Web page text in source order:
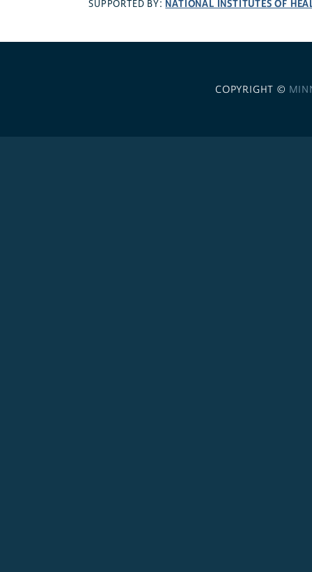
SUPPORTED BY: NATIONAL INSTITUTES OF
COPYRIGHT ©